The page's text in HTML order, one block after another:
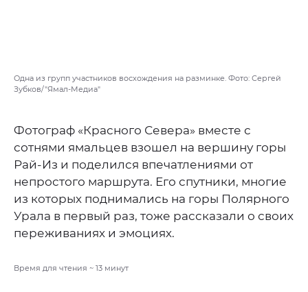
Одна из групп участников восхождения на разминке. Фото: Сергей
Зубков/"Ямал-Медиа"
Фотограф «Красного Севера» вместе с
сотнями ямальцев взошел на вершину горы
Рай-Из и поделился впечатлениями от
непростого маршрута. Его спутники, многие
из которых поднимались на горы Полярного
Урала в первый раз, тоже рассказали о своих
переживаниях и эмоциях.
Время для чтения ~ 13 минут